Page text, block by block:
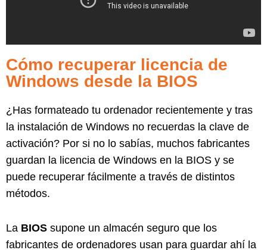
Cómo recuperar licencia de
Windows desde la BIOS
¿Has formateado tu ordenador recientemente y tras
la instalación de Windows no recuerdas la clave de
activación? Por si no lo sabías, muchos fabricantes
guardan la licencia de Windows en la BIOS y se
puede recuperar fácilmente a través de distintos
métodos.
La BIOS supone un almacén seguro que los
fabricantes de ordenadores usan para guardar ahí la